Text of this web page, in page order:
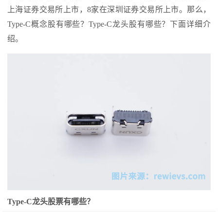
上海证券交易所上市，8家在深圳证券交易所上市。那么，
Type-C概念股有哪些？Type-C龙头股有哪些？下面详细介
绍。
Type-C龙头股票有哪些？